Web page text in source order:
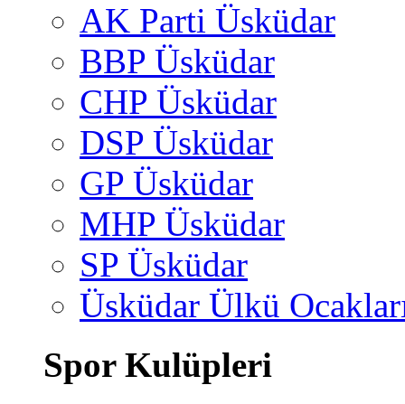
AK Parti Üsküdar
BBP Üsküdar
CHP Üsküdar
DSP Üsküdar
GP Üsküdar
MHP Üsküdar
SP Üsküdar
Üsküdar Ülkü
Spor Kulüpleri